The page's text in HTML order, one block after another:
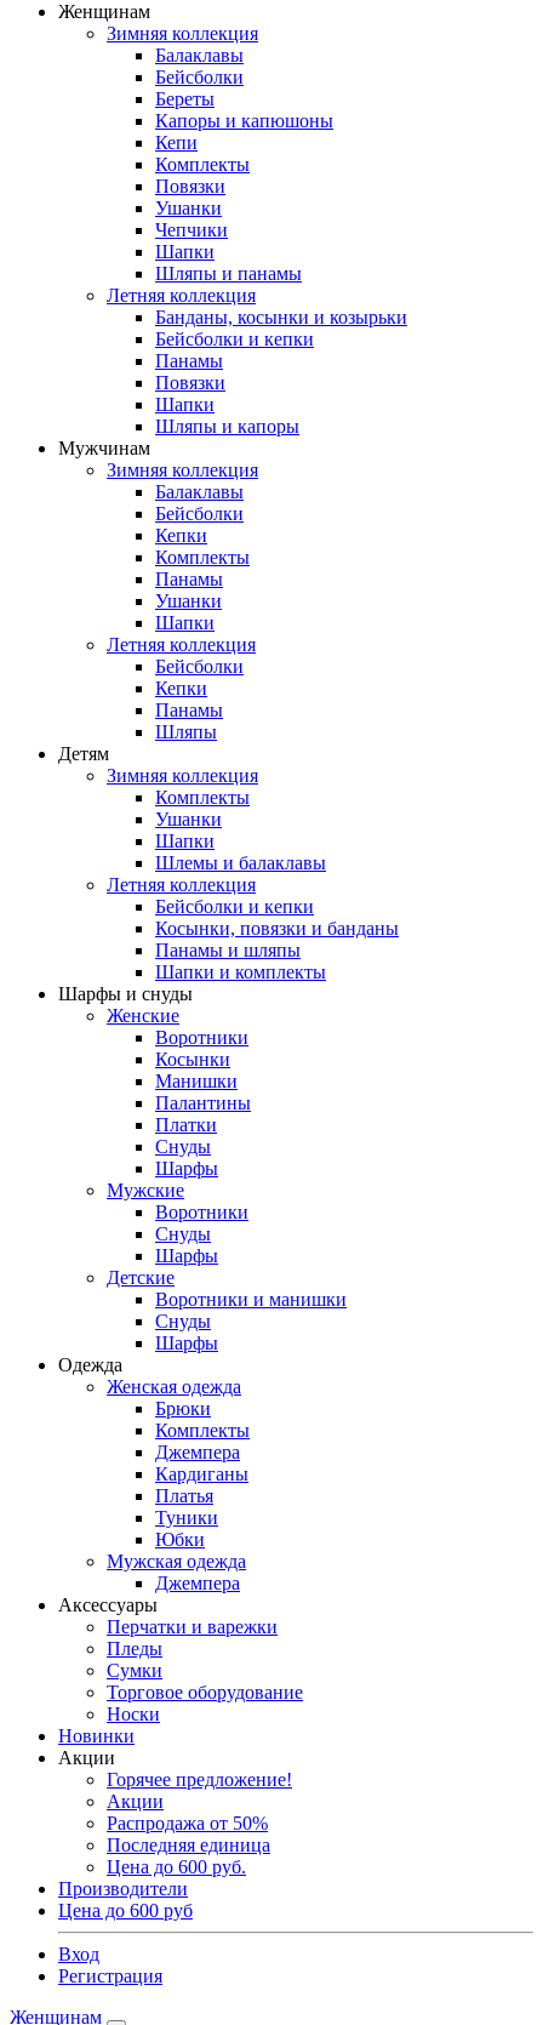
Женщинам
Зимняя коллекция
Балаклавы
Бейсболки
Береты
Капоры и капюшоны
Кепи
Комплекты
Повязки
Ушанки
Чепчики
Шапки
Шляпы и панамы
Летняя коллекция
Банданы, косынки и козырьки
Бейсболки и кепки
Панамы
Повязки
Шапки
Шляпы и капоры
Мужчинам
Зимняя коллекция
Балаклавы
Бейсболки
Кепки
Комплекты
Панамы
Ушанки
Шапки
Летняя коллекция
Бейсболки
Кепки
Панамы
Шляпы
Детям
Зимняя коллекция
Комплекты
Ушанки
Шапки
Шлемы и балаклавы
Летняя коллекция
Бейсболки и кепки
Косынки, повязки и банданы
Панамы и шляпы
Шапки и комплекты
Шарфы и снуды
Женские
Воротники
Косынки
Манишки
Палантины
Платки
Снуды
Шарфы
Мужские
Воротники
Снуды
Шарфы
Детские
Воротники и манишки
Снуды
Шарфы
Одежда
Женская одежда
Брюки
Комплекты
Джемпера
Кардиганы
Платья
Туники
Юбки
Мужская одежда
Джемпера
Аксессуары
Перчатки и варежки
Пледы
Сумки
Торговое оборудование
Носки
Новинки
Акции
Горячее предложение!
Акции
Распродажа от 50%
Последняя единица
Цена до 600 руб.
Производители
Цена до 600 руб
Вход
Регистрация
Женщинам